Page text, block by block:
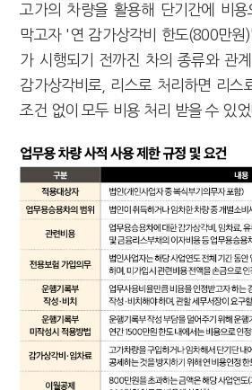
고가의 차량을 활용해 단기간에 비
막고자 '연 감가상각비 한도(800만원
가 시행되기 전까진 차의 종류와 관
감가상각비로, 리스로 처리하면 리스
조건 없이 모두 비용 처리 받을 수 있었